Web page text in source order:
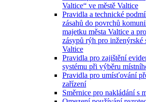
Valtice“ ve městě Valtice
Pravidla a technické
zásahů do povrchů
majetku města Valtice a
zásypů rýh pro inženýrské
Valtice
Pravidla pro zajištění
systému při výběru
Pravidla pro umísťování
zařízení
Směrnice pro nakládání s